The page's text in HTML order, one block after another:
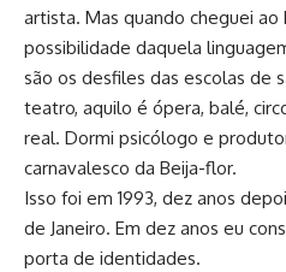
artista. Mas quando cheguei ao
possibilidade daquela
são os desfiles das escolas de
teatro, aquilo é ópera, balé,
real. Dormi psicólogo e
carnavalesco da Beija-flor.
Isso foi em 1993, dez anos
de Janeiro. Em dez anos eu
porta de identidades.